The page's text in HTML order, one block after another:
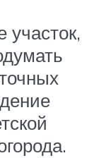
участок,